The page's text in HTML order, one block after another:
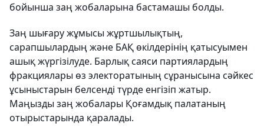
бойынша заң жобаларына бастамашы болды.
Заң шығару жұмысы жұртшылықтың,
сарапшылардың және БАҚ өкілдерінің қатысуымен
ашық жүргізілуде. Барлық саяси партиялардың
фракциялары өз электоратының сұранысына сәйкес
ұсыныстарын белсенді түрде енгізіп жатыр.
Маңызды заң жобалары Қоғамдық палатаның
отырыстарында қаралады.